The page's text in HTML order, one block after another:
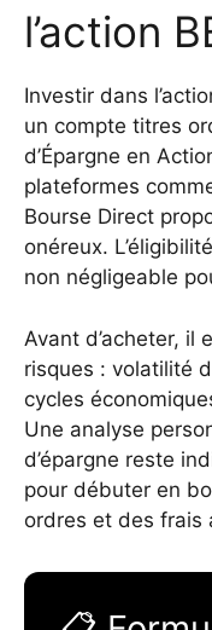
l’action
Investir dans
un compte titres
d’Épargne en
plateformes
Bourse Direct
onéreux.
non négligeable
Avant d’acheter, il
risques : volatilité
cycles
Une analyse
d’épargne reste
pour débuter en
ordres et des frais